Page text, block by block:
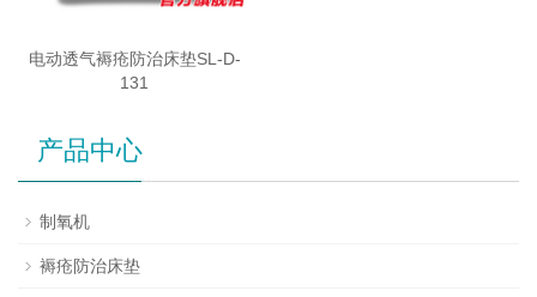
电动透气褥疮防治床垫SL-D-
131
产品中心
制氧机
褥疮防治床垫